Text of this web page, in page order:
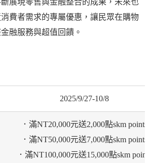
展現零售與金融整合的成果，未來也
費者需求的專屬優惠，讓民眾在購物
融服務與超值回饋。
2025/9/27-10/8
．滿NT20,000元送2,000點skm points
．滿NT50,000元送7,000點skm points
．滿NT100,000元送15,000點skm